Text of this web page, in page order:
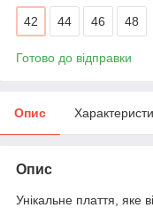
42 44 46 48
Готово до відправки
Опис
Опис
Унікальне плаття, яке